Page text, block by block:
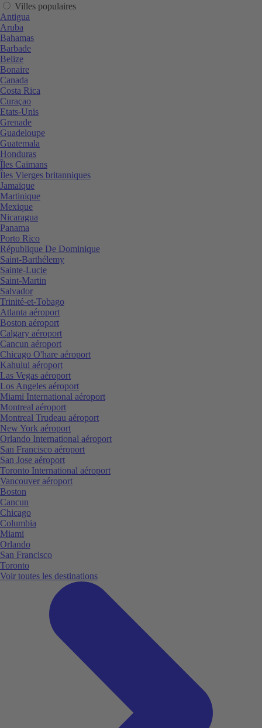
Villes populaires
Antigua
Aruba
Bahamas
Barbade
Belize
Bonaire
Canada
Costa Rica
Curaçao
Etats-Unis
Grenade
Guadeloupe
Guatemala
Honduras
Îles Caïmans
Îles Vierges britanniques
Jamaïque
Martinique
Mexique
Nicaragua
Panama
Porto Rico
République De Dominique
Saint-Barthélemy
Sainte-Lucie
Saint-Martin
Salvador
Trinité-et-Tobago
Atlanta aéroport
Boston aéroport
Calgary aéroport
Cancun aéroport
Chicago O'hare aéroport
Kahului aéroport
Las Vegas aéroport
Los Angeles aéroport
Miami International aéroport
Montreal aéroport
Montreal Trudeau aéroport
New York aéroport
Orlando International aéroport
San Francisco aéroport
San Jose aéroport
Toronto International aéroport
Vancouver aéroport
Boston
Cancun
Chicago
Columbia
Miami
Orlando
San Francisco
Toronto
Voir toutes les destinations